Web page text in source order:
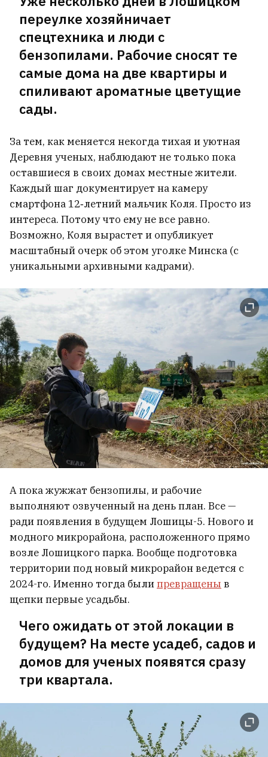
переулке хозяйничает
спецтехника и люди с
бензопилами. Рабочие сносят те
самые дома на две квартиры и
спиливают ароматные цветущие
сады.
За тем, как меняется некогда тихая и уютная
Деревня ученых, наблюдают не только пока
оставшиеся в своих домах местные жители.
Каждый шаг документирует на камеру
смартфона 12‑летний мальчик Коля. Просто из
интереса. Потому что ему не все равно.
Возможно, Коля вырастет и опубликует
масштабный очерк об этом уголке Минска (с
уникальными архивными кадрами).
А пока жужжат бензопилы, и рабочие
выполняют озвученный на день план. Все —
ради появления в будущем Лошицы-5. Нового и
модного микрорайона, расположенного прямо
возле Лошицкого парка. Вообще подготовка
территории под новый микрорайон ведется с
2024-го. Именно тогда былипревращены в
щепки первые усадьбы.
Чего ожидать от этой локации в
будущем? На месте усадеб, садов и
домов для ученых появятся сразу
три квартала.